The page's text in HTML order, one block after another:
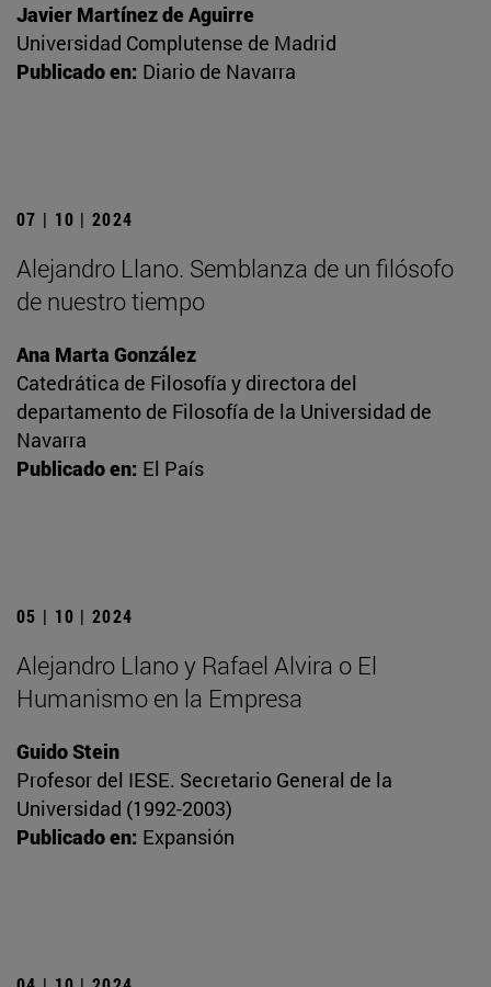
Javier Martínez de Aguirre
Universidad Complutense de Madrid
Publicado en: Diario de Navarra
07 | 10 | 2024
Alejandro Llano. Semblanza de un filósofo
de nuestro tiempo
Ana Marta González
Catedrática de Filosofía y directora del
departamento de Filosofía de la Universidad de
Navarra
Publicado en: El País
05 | 10 | 2024
Alejandro Llano y Rafael Alvira o El
Humanismo en la Empresa
Guido Stein
Profesor del IESE. Secretario General de la
Universidad (1992-2003)
Publicado en: Expansión